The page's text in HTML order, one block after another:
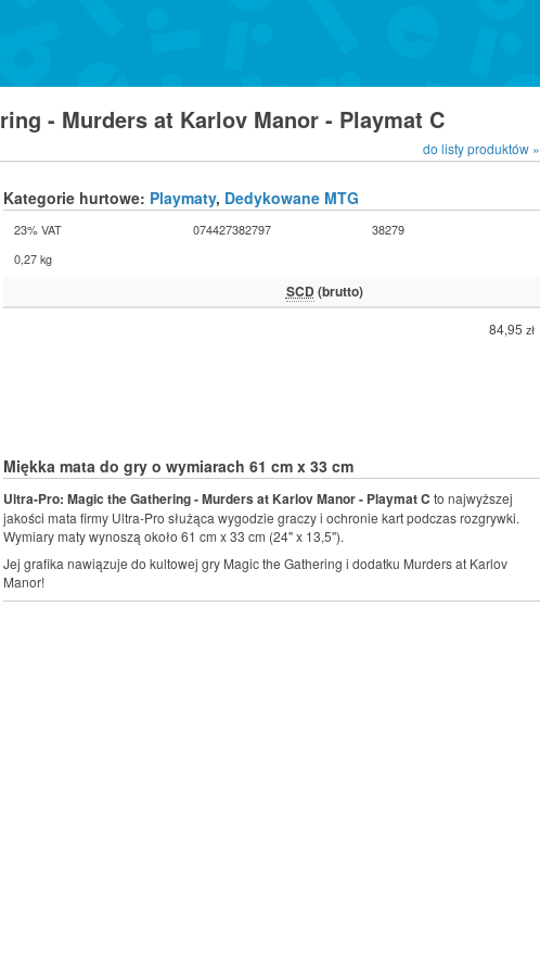
- Murders at Karlov Manor - Playmat C
do listy produktów »
Kategorie hurtowe: Playmaty, Dedykowane MTG
23% VAT 074427382797
38279
0,27 kg
SCD (brutto)
84,95 zł
Miękka mata do gry o wymiarach 61 cm x 33 cm
Ultra-Pro: Magic the Gathering - Murders at Karlov Manor - Playmat C to najwyższej
jakości mata firmy Ultra-Pro służąca wygodzie graczy i ochronie kart podczas rozgrywki.
Wymiary maty wynoszą około 61 cm x 33 cm (24'' x 13,5'').
Jej grafika nawiązuje do kultowej gry Magic the Gathering i dodatku Murders at Karlov
Manor!